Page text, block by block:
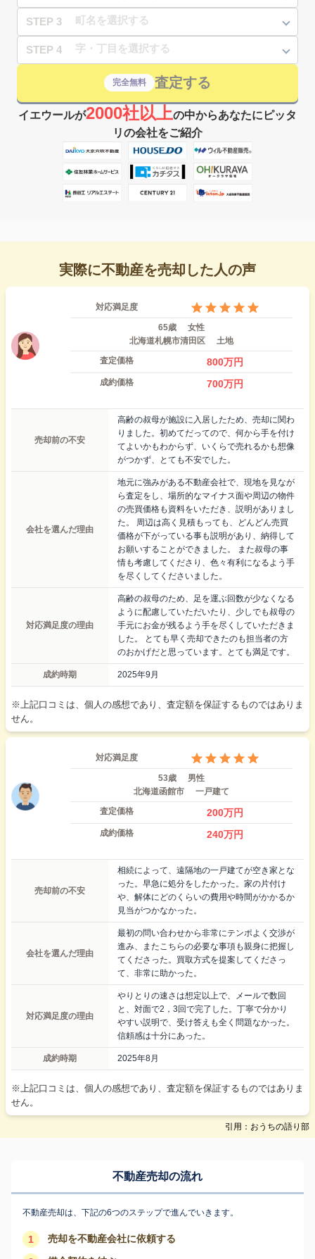
STEP 3
STEP 4
完全無料 査定する
イエウールが2000社以上の中からあなたにピッタ
リの会社をご紹介
実際に不動産を売却した人の声
対応満足度
65歳
女性
北海道札幌市清田区
土地
査定価格
800万円
成約価格 700万円
売却前の不安
高齢の叔母が施設に入居したため、売却に関わ
りました。初めてだってので、何から手を付け
てよいかもわからず、いくらで売れるかも想像
がつかず、とても不安でした。
会社を選んだ理由
地元に強みがある不動産会社で、現地を見なが
ら査定をし、場所的なマイナス面や周辺の物件
の売買価格も資料をいただき、説明がありまし
た。 周辺は高く見積もっても、どんどん売買
価格が下がっている事も説明があり、納得して
お願いすることができました。 また叔母の事
情も考慮してくださり、色々有利になるよう手
を尽くしてくださいました。
対応満足度の理由
高齢の叔母のため、足を運ぶ回数が少なくなる
ように配慮していただいたり、少しでも叔母の
手元にお金が残るよう手を尽くしていただきま
した。 とても早く売却できたのも担当者の方
のおかげだと思っています。とても満足です。
成約時期 2025年9月
※上記口コミは、個人の感想であり、査定額を保証するものではありま
せん。
対応満足度
53歳
男性
北海道函館市
一戸建て
査定価格
200万円
成約価格 240万円
売却前の不安
相続によって、遠隔地の一戸建てが空き家とな
った。早急に処分をしたかった。家の片付け
や、解体にどのくらいの費用や時間がかかるか
見当がつかなかった。
会社を選んだ理由
最初の問い合わせから非常にテンポよく交渉が
進み、またこちらの必要な事項も親身に把握し
てくださった。買取方式を提案してくださっ
て、非常に助かった。
対応満足度の理由
やりとりの速さは想定以上で、メールで数回
と、対面で2，3回で完了した。丁寧で分かり
やすい説明で、受け答えも全く問題なかった。
信頼感は十分にあった。
成約時期 2025年8月
※上記口コミは、個人の感想であり、査定額を保証するものではありま
せん。
引用：おうちの語り部
不動産売却の流れ
不動産売却は、下記の6つのステップで進んでいきます。
1 売却を不動産会社に依頼する